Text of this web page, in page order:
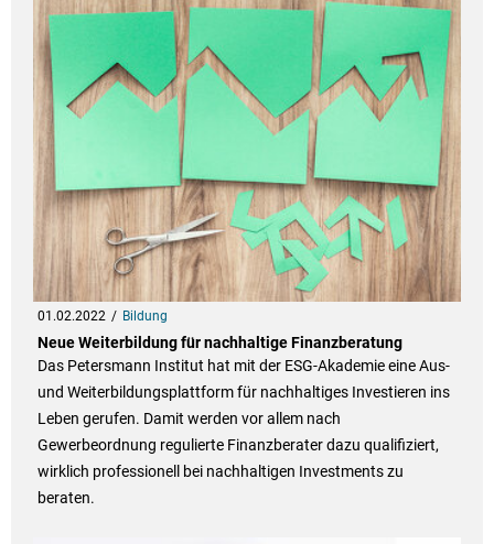
01.02.2022 Bildung
Neue Weiterbildung für nachhaltige Finanzberatung
Das Petersmann Institut hat mit der ESG-Akademie eine Aus-
und Weiterbildungsplattform für nachhaltiges Investieren ins
Leben gerufen. Damit werden vor allem nach
Gewerbeordnung regulierte Finanzberater dazu qualifiziert,
wirklich professionell bei nachhaltigen Investments zu
beraten.